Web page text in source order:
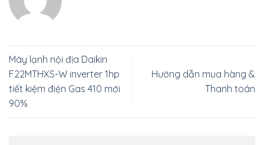
Máy lạnh nội địa Daikin
F22MTHXS-W inverter 1hp
tiết kiệm điện Gas 410 mới
90%
Hướng dẫn mua hàng &
Thanh toán